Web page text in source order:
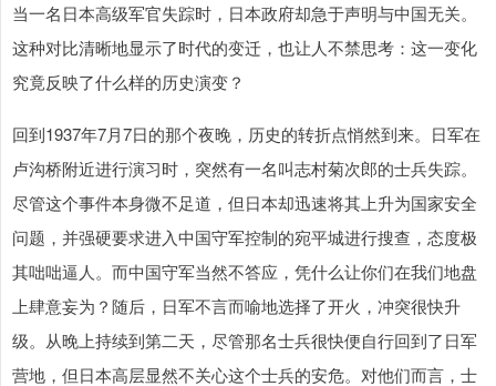
当一名日本高级军官失踪时，日本政府却急于声明与中国无关。
这种对比清晰地显示了时代的变迁，也让人不禁思考：这一变化
究竟反映了什么样的历史演变？
回到1937年7月7日的那个夜晚，历史的转折点悄然到来。日军在
卢沟桥附近进行演习时，突然有一名叫志村菊次郎的士兵失踪。
尽管这个事件本身微不足道，但日本却迅速将其上升为国家安全
问题，并强硬要求进入中国守军控制的宛平城进行搜查，态度极
其咄咄逼人。而中国守军当然不答应，凭什么让你们在我们地盘
上肆意妄为？随后，日军不言而喻地选择了开火，冲突很快升
级。从晚上持续到第二天，尽管那名士兵很快便自行回到了日军
营地，但日本高层显然不关心这个士兵的安危。对他们而言，士